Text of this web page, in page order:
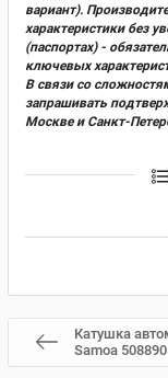
вариант).
характеристики без
(паспортах) -
ключевых
В связи со
запрашивать
Москве и Санкт-
Катушка
Samoa 508890